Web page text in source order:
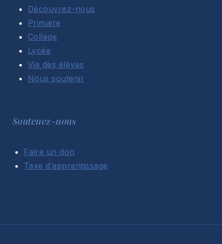
Découvrez-nous
Primaire
Collège
Lycée
Vie des élèves
Nous soutenir
Soutenez-nous
Faire un don
Taxe d’apprentissage